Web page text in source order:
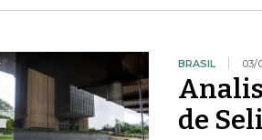
BRASIL 03/
de